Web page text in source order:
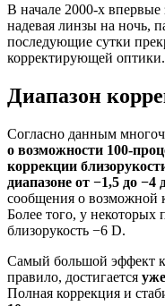
В начале 2000-х впервые
надевая линзы на ночь,
последующие сутки
корректирующей оптики.
Диапазон
Согласно данным
о возможности 100-
коррекции
диапазоне от −1,5 до −4
сообщения о возможной
Более того, у некоторых
близорукость −6 D.
Самый большой эффект
правило, достигается
Полная коррекция и